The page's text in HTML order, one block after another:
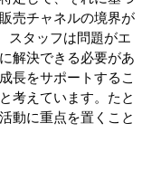
売チャネルの境界が
スタッフは問題がエ
解決できる必要があ
長をサポートするこ
考えています。たと
動に重点を置くこと